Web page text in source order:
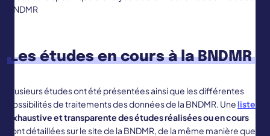
BNDMR
Les études en cours à la BNDMR
Plusieurs études ont été présentées ainsi que les différentes
possibilités de traitements des données de la BNDMR. Uneliste
exhaustive et transparente des étudesréalisées ou en cours
sont détaillées sur le site de la BNDMR, de la même manière que